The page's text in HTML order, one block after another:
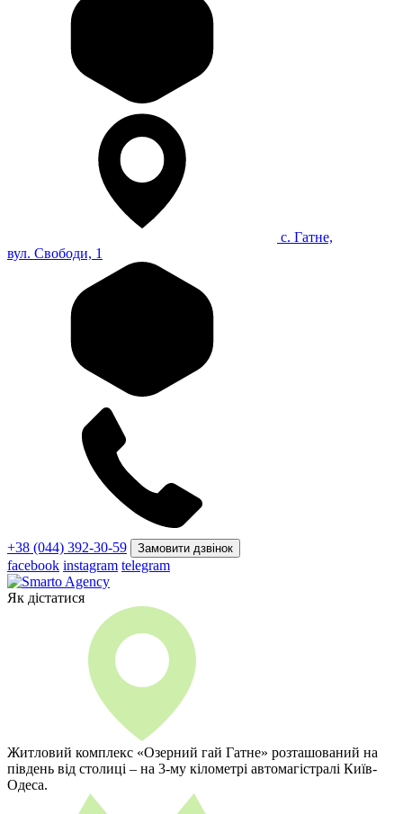
с. Гатне,
вул. Свободи, 1
+38 (044) 392-30-59 Замовити дзвінок
facebook instagram telegram
Як дістатися
Житловий комплекс «Озерний гай Гатне» розташований на
південь від столиці – на 3-му кілометрі автомагістралі Київ-
Одеса.